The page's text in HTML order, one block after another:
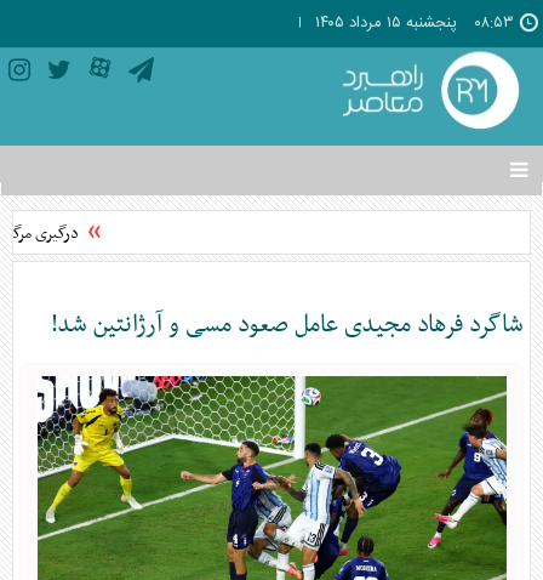
۰۸:۵۳ پنجشنبه ۱۵ مرداد ۱۴۰۵
تغییر
وضعیت
منوی
ها
درگیری
شاگرد فرهاد مجیدی عامل صعود مسی و آرژانتین شد!